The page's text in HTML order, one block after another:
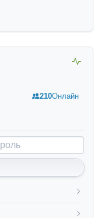
210Онлайн